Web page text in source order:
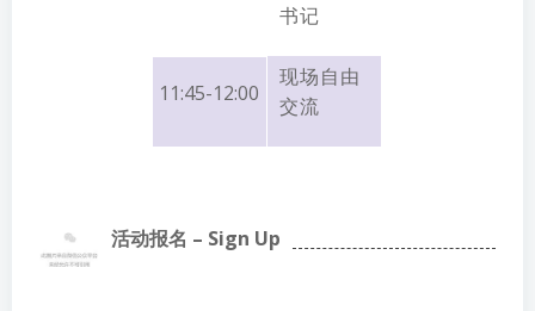
书记
11:45-12:00
现场自由
交流
活动报名 – Sign Up